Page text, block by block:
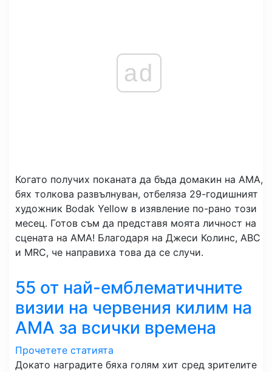
ad
Когато получих поканата да бъда домакин на AMA,
бях толкова развълнуван, отбеляза 29-годишният
художник Bodak Yellow в изявление по-рано този
месец. Готов съм да представя моята личност на
сцената на AMA! Благодаря на Джеси Колинс, ABC
и MRC, че направиха това да се случи.
55 от най-емблематичните
визии на червения килим на
AMA за всички времена
Прочетете статията
Докато наградите бяха голям хит сред зрителите